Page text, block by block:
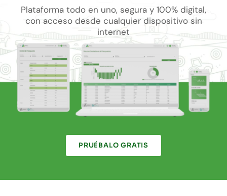
Plataforma todo en uno, segura y 100% digital,
con acceso desde cualquier dispositivo sin
internet
PRUÉBALO GRATIS